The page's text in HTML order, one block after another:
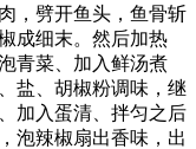
，劈开鱼头，鱼骨斩
成细末。然后加热
青菜、加入鲜汤煮
盐、胡椒粉调味，继
加入蛋清、拌匀之后
泡辣椒扇出香味，出